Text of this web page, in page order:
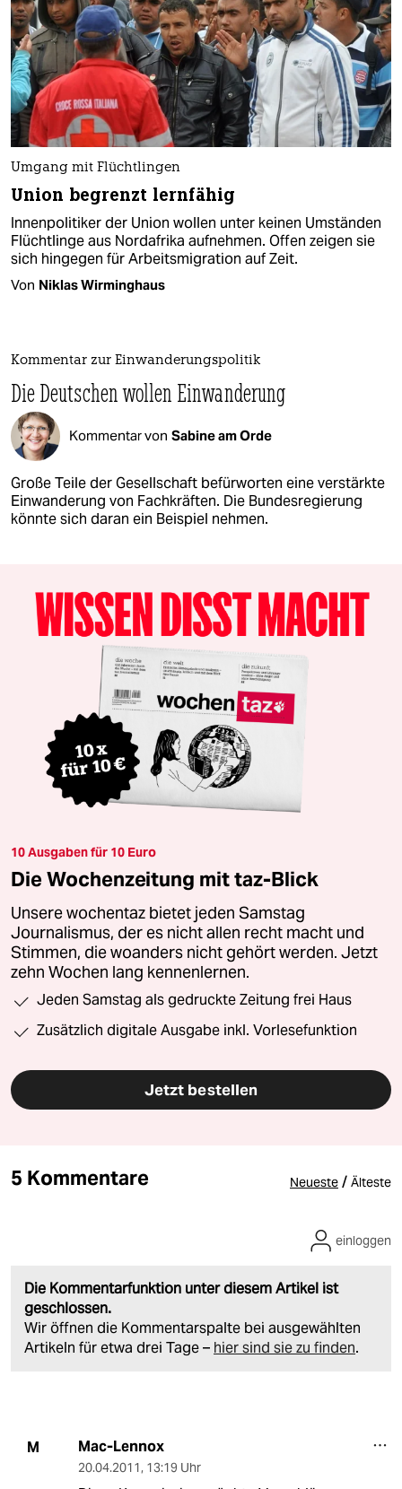
Umgang mit Flüchtlingen
Union begrenzt lernfähig
Innenpolitiker der Union wollen unter keinen Umständen
Flüchtlinge aus Nordafrika aufnehmen. Offen zeigen sie
sich hingegen für Arbeitsmigration auf Zeit.
Von Niklas Wirminghaus
Kommentar zur Einwanderungspolitik
Die Deutschen wollen Einwanderung
Kommentar von Sabine am Orde
Große Teile der Gesellschaft befürworten eine verstärkte
Einwanderung von Fachkräften. Die Bundesregierung
könnte sich daran ein Beispiel nehmen.
10 Ausgaben für 10 Euro
Die Wochenzeitung mit taz-Blick
Unsere wochentaz bietet jeden Samstag
Journalismus, der es nicht allen recht macht und
Stimmen, die woanders nicht gehört werden. Jetzt
zehn Wochen lang kennenlernen.
Jeden Samstag als gedruckte Zeitung frei Haus
Zusätzlich digitale Ausgabe inkl. Vorlesefunktion
Jetzt bestellen
5 Kommentare Neueste / Älteste
Die Kommentarfunktion unter diesem Artikel ist
geschlossen.
Wir öffnen die Kommentarspalte bei ausgewählten
Artikeln für etwa drei Tage – hier sind sie zu finden.
einloggen
M Mac-Lennox
20.04.2011, 13:19 Uhr